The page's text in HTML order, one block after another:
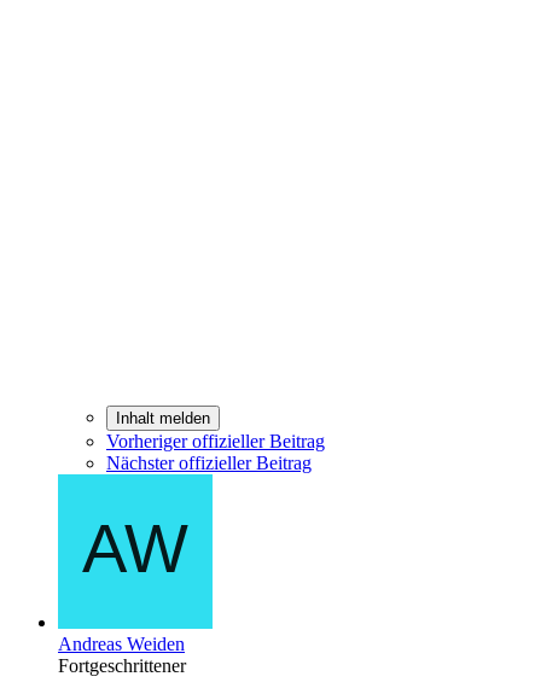
Inhalt melden
Vorheriger offizieller Beitrag
Nächster offizieller Beitrag
Andreas Weiden
Fortgeschrittener